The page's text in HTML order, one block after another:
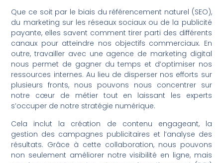
Que ce soit par le biais du référencement naturel (SEO),
du marketing sur les réseaux sociaux ou de la publicité
payante, elles savent comment tirer parti des différents
canaux pour atteindre nos objectifs commerciaux. En
outre, travailler avec une agence de marketing digital
nous permet de gagner du temps et d’optimiser nos
ressources internes. Au lieu de disperser nos efforts sur
plusieurs fronts, nous pouvons nous concentrer sur
notre cœur de métier tout en laissant les experts
s’occuper de notre stratégie numérique.
Cela inclut la création de contenu engageant, la
gestion des campagnes publicitaires et l’analyse des
résultats. Grâce à cette collaboration, nous pouvons
non seulement améliorer notre visibilité en ligne, mais